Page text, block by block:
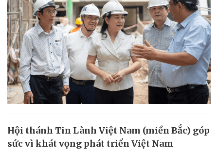
Hội thánh Tin Lành Việt Nam (miền Bắc) góp
sức vì khát vọng phát triển Việt Nam